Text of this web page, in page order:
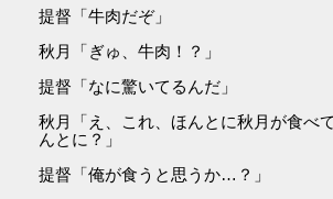
提督「牛肉だぞ」
秋月「ぎゅ、牛肉！？」
提督「なに驚いてるんだ」
秋月「え、これ、ほんとに秋月が食べ
んとに？」
提督「俺が食うと思うか…？」